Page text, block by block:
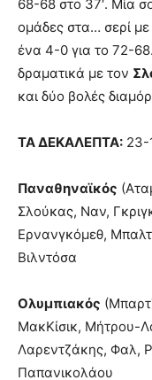
68-68 στο 37′. Μία
ομάδες στα… σερί με
ένα 4-0 για το 72-
δραματικά με τον
και δύο βολές
ΤΑ ΔΕΚΑΛΕΠΤΑ: 23-
Παναθηναϊκός
Σλούκας, Ναν,
Ερνανγκόμεθ,
Βιλντόσα
Ολυμπιακός
ΜακΚίσικ, Μήτρου-
Λαρεντζάκης, Φαλ,
Παπανικολάου